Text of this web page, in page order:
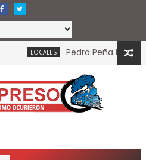
LOCALES Pedro Peña Rubio: